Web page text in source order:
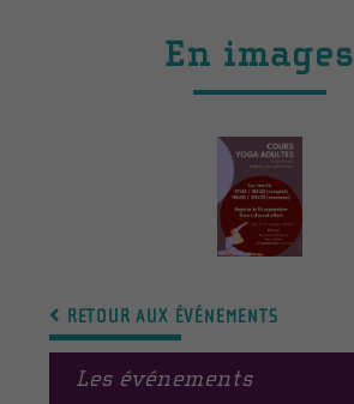
Les événements
En images
RETOUR AUX ÉVÉNEMENTS